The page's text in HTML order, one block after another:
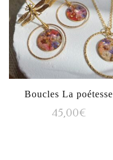
Boucles La poétesse
45,00€